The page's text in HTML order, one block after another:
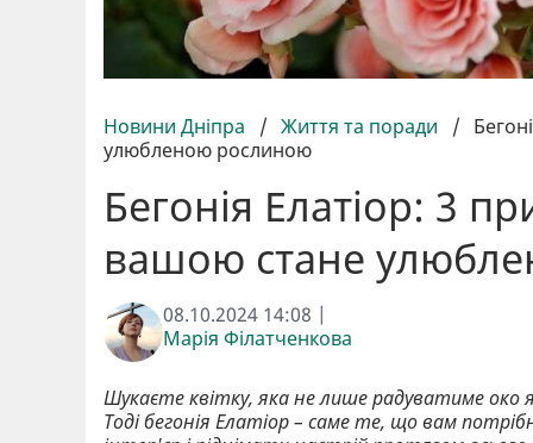
Новини Дніпра / Життя та поради /
улюбленою рослиною
Бегонія Елатіор: 3
вашою стане
08.10.2024 14:08 |
Марія Філатченкова
Шукаєте квітку, яка не лише радуватиме око
Тоді бегонія Елатіор – саме те, що вам